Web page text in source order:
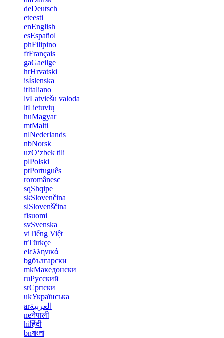
deDeutsch
eteesti
enEnglish
esEspañol
phFilipino
frFrançais
gaGaeilge
hrHrvatski
isÍslenska
itItaliano
lvLatviešu valoda
ltLietuvių
huMagyar
mtMalti
nlNederlands
nbNorsk
uzOʻzbek tili
plPolski
ptPortuguês
roromânesc
sqShqipe
skSlovenčina
slSlovenščina
fisuomi
svSvenska
viTiếng Việt
trTürkçe
elελληνικά
bgбългарски
mkМакедонски
ruРусский
srСрпски
ukУкраїнська
arالعربية
neनेपाली
hiहिंदी
bnবাংলা